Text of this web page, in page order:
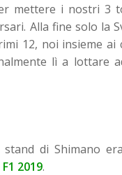
mettere i nostri 3
Alla fine solo la
12, noi insieme ai
lì a lottare
di Shimano
F1 2019.